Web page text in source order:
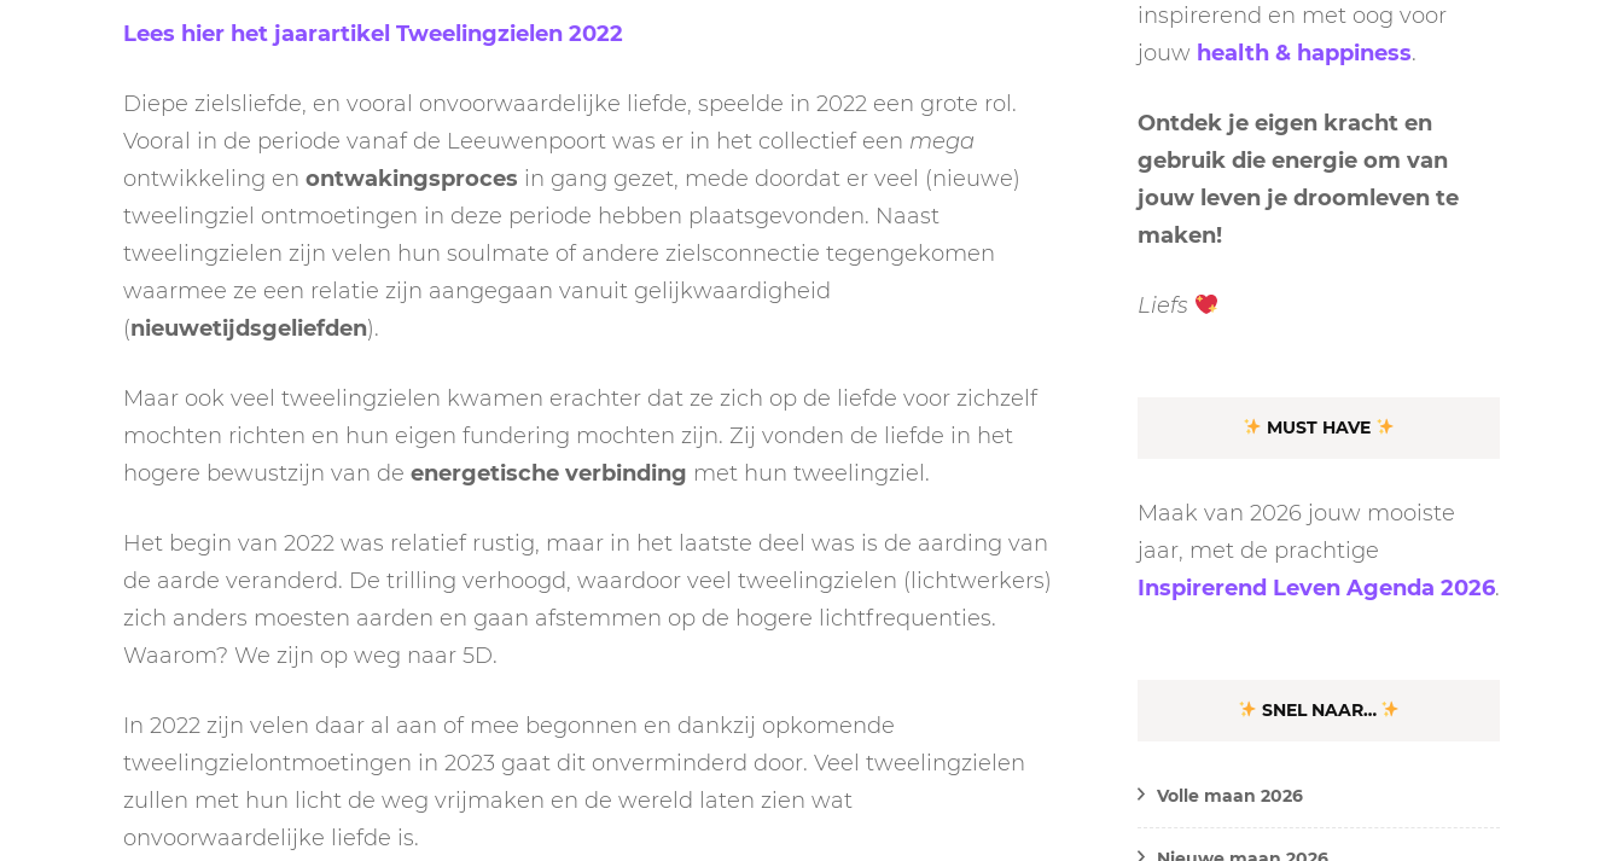
Lees hier het jaarartikel Tweelingzielen 2022
Diepe zielsliefde, en vooral onvoorwaardelijke liefde, speelde in 2022 een grote rol.
Vooral in de periode vanaf de Leeuwenpoort was er in het collectief een mega
ontwikkeling en ontwakingsproces in gang gezet, mede doordat er veel (nieuwe)
tweelingziel ontmoetingen in deze periode hebben plaatsgevonden. Naast
tweelingzielen zijn velen hun soulmate of andere zielsconnectie tegengekomen
waarmee ze een relatie zijn aangegaan vanuit gelijkwaardigheid
(nieuwetijdsgeliefden).
Maar ook veel tweelingzielen kwamen erachter dat ze zich op de liefde voor zichzelf
mochten richten en hun eigen fundering mochten zijn. Zij vonden de liefde in het
hogere bewustzijn van de energetische verbinding met hun tweelingziel.
Het begin van 2022 was relatief rustig, maar in het laatste deel was is de aarding van
de aarde veranderd. De trilling verhoogd, waardoor veel tweelingzielen (lichtwerkers)
zich anders moesten aarden en gaan afstemmen op de hogere lichtfrequenties.
Waarom? We zijn op weg naar 5D.
In 2022 zijn velen daar al aan of mee begonnen en dankzij opkomende
tweelingzielontmoetingen in 2023 gaat dit onverminderd door. Veel tweelingzielen
zullen met hun licht de weg vrijmaken en de wereld laten zien wat
onvoorwaardelijke liefde is.
inspirerend en met oog voor
jouw health & happiness.
Ontdek je eigen kracht en
gebruik die energie om van
jouw leven je droomleven te
maken!
Liefs
MUST HAVE
Maak van 2026 jouw mooiste
jaar, met de prachtige
Inspirerend Leven Agenda 2026.
SNEL NAAR…
Volle maan 2026